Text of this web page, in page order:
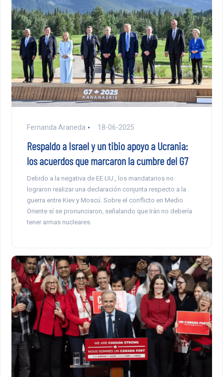
Fernanda Araneda 18-06-2025
Respaldo a Israel y un tibio apoyo a Ucrania:
los acuerdos que marcaron la cumbre del G7
Debido a la negativa de EE.UU., los mandatarios no
lograron realizar una declaración conjunta respecto a la
guerra entre Kiev y Moscú. Sobre el conflicto en Medio
Oriente sí se pronunciaron, señalando que Irán no debería
tener armas nucleares.